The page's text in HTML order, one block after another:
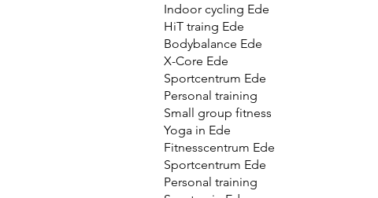
Indoor cycling Ede
HiT traing Ede
Bodybalance Ede
X-Core Ede
Sportcentrum Ede
Personal training
Small group fitness
Yoga in Ede
Fitnesscentrum Ede
Sportcentrum Ede
Personal training